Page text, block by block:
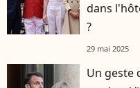
dans
?
29 mai 2025
Un geste